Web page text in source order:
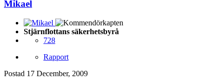
Mikael
Stjärnflottans säkerhetsbyrå
728
Rapport
Postad 17 December, 2009